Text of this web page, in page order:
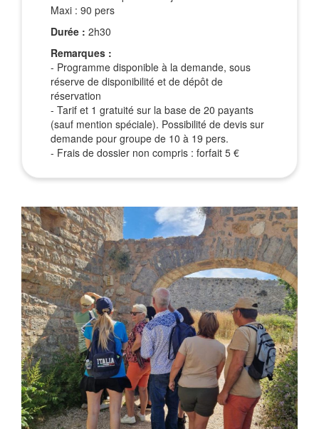
Maxi : 90 pers
Durée : 2h30
Remarques :
- Programme disponible à la demande, sous
réserve de disponibilité et de dépôt de
réservation
- Tarif et 1 gratuité sur la base de 20 payants
(sauf mention spéciale). Possibilité de devis sur
demande pour groupe de 10 à 19 pers.
- Frais de dossier non compris : forfait 5 €